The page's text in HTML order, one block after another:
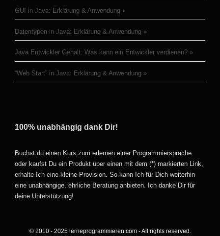
GUI in Java: Erklärung & Anwendung
Datentypen in Java: Erklärung & Anwendung
Java Entwickler Gehalt: Was kann ein Entwickler verdienen?
“Web Start” in Java: Erklärung & Anwendung
100% unabhängig dank Dir!
Buchst du einen Kurs zum erlernen einer Programmiersprache
oder kaufst Du ein Produkt über einen mit dem (*) markierten Link,
erhalte Ich eine kleine Provision. So kann Ich für Dich weiterhin
eine unabhängige, ehrliche Beratung anbieten. Ich danke Dir für
deine Unterstützung!
© 2010 - 2025 lerneprogrammieren.com - All rights reserved.